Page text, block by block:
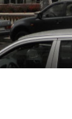
Pančevo
Vranje
Paraćin
Kikinda